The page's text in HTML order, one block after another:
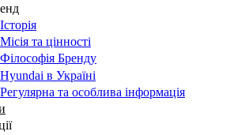
Історія
Місія та цінності
Філософія Бренду
Hyundai в Україні
Регулярна та особлива інформація